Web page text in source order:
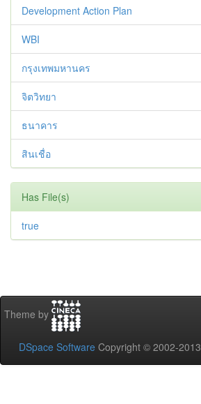
Development Action Plan
WBI
กรุงเทพมหานคร
จิตวิทยา
ธนาคาร
สินเชื่อ
Has File(s)
true
Theme by
DSpace Software Copyright © 2002-2013